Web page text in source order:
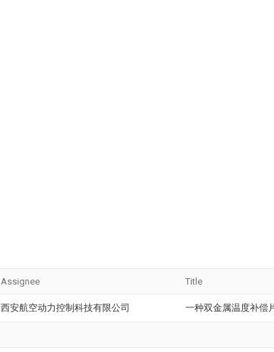
Assignee Title
西安航空动力控制科技有限公司 一种双金属温度补偿